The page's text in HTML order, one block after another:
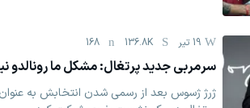
19 تیر 136.8K
168
سرمربی جدید پرتغال: مشکل ما رونالدو
ژرژ ژسوس بعد از رسمی شدن انتخابش به